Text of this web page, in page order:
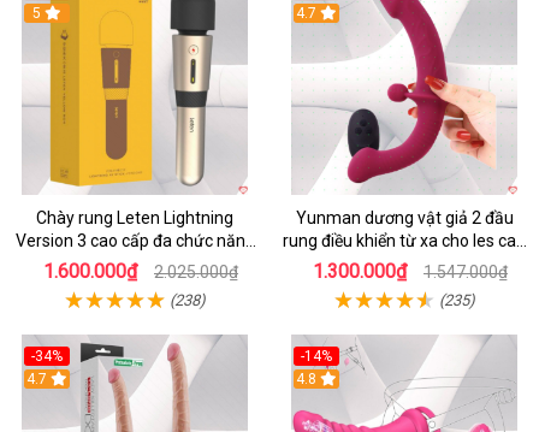
5
Chày rung Leten Lightning
Version 3 cao cấp đa chức năng
kích thích
1.600.000₫ 2.025.000₫
(238)
4.7
Yunman dương vật giả 2 đầu
rung điều khiển từ xa cho les cao
cấp
1.300.000₫ 1.547.000₫
(235)
-34%
4.7
-14%
4.8